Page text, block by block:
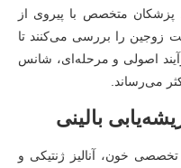
پزشکان متخصص با پیروی از
زوجین را بررسی می‌کنند تا
اصولی و مرحله‌ای، شانس
می‌رساند.
بالینی
خون، آنالیز ژنتیکی و